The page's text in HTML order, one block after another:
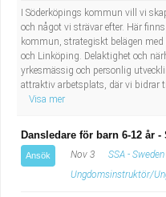
I Söderköpings kommun vill vi
och något vi strävar efter. Här
kommun, strategiskt belägen
och Linköping. Delaktighet och
yrkesmässig och personlig
attraktiv arbetsplats, där vi bidrar
Visa mer
Dansledare för barn 6-12 år
Ansök Nov 3
SSA -
Ungdomsinstruktör/